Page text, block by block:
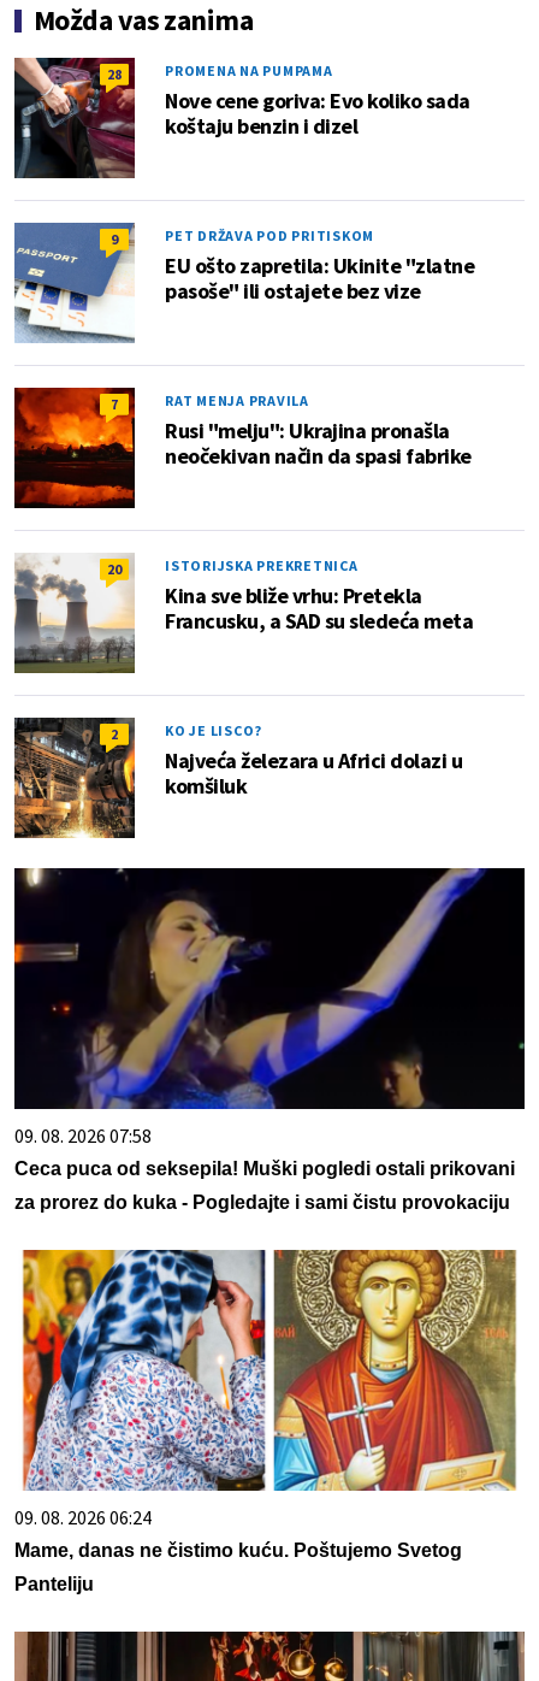
Možda vas zanima
28 PROMENA NA PUMPAMA
Nove cene goriva: Evo koliko sada
koštaju benzin i dizel
9 PET DRŽAVA POD PRITISKOM
EU ošto zapretila: Ukinite "zlatne
pasoše" ili ostajete bez vize
7 RAT MENJA PRAVILA
Rusi "melju": Ukrajina pronašla
neočekivan način da spasi fabrike
20 ISTORIJSKA PREKRETNICA
Kina sve bliže vrhu: Pretekla
Francusku, a SAD su sledeća meta
2 KO JE LISCO?
Najveća železara u Africi dolazi u
komšiluk
09. 08. 2026 07:58
Ceca puca od seksepila! Muški pogledi ostali prikovani
za prorez do kuka - Pogledajte i sami čistu provokaciju
09. 08. 2026 06:24
Mame, danas ne čistimo kuću. Poštujemo Svetog
Panteliju